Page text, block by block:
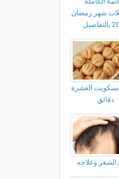
شهر رمضان
العشرة
دقائق
الشعر وعلاجه